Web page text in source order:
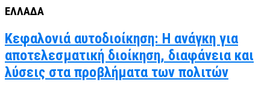
ΕΛΛΑΔΑ
Κεφαλονιά αυτοδιοίκηση: Η ανάγκη για
αποτελεσματική διοίκηση, διαφάνεια και
λύσεις στα προβλήματα των πολιτών